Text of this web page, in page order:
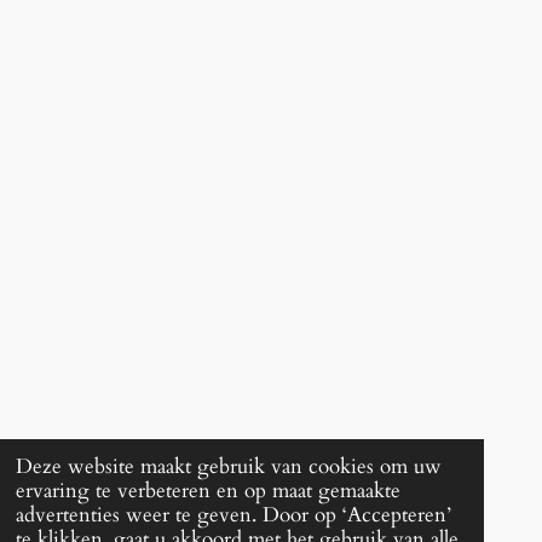
Deze website maakt gebruik van cookies om uw
ervaring te verbeteren en op maat gemaakte
advertenties weer te geven. Door op ‘Accepteren’